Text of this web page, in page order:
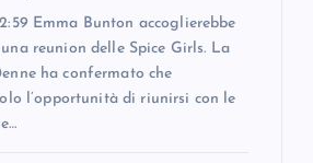
Emma Bunton accoglierebbe
reunion delle Spice Girls. La
ha confermato che
l’opportunità di riunirsi con le